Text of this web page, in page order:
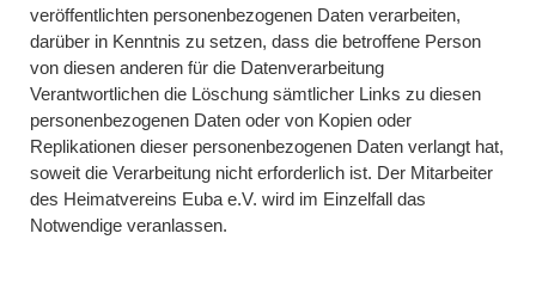
veröffentlichten personenbezogenen Daten verarbeiten,
darüber in Kenntnis zu setzen, dass die betroffene Person
von diesen anderen für die Datenverarbeitung
Verantwortlichen die Löschung sämtlicher Links zu diesen
personenbezogenen Daten oder von Kopien oder
Replikationen dieser personenbezogenen Daten verlangt hat,
soweit die Verarbeitung nicht erforderlich ist. Der Mitarbeiter
des Heimatvereins Euba e.V. wird im Einzelfall das
Notwendige veranlassen.